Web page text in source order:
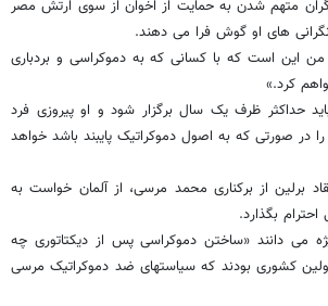
متهم شدن به حمایت از اخوان از سوی ارتش مصر
های او گوش فرا می دهند.
این است که با کسانی که به دموکراسی و بردباری
کرد.»
حداکثر ظرف یک سال برگزار شود و او پیروزی فرد
در صورتی که به اصول دموکراتیک پایبند باشد خواهد
برلین از برکناری محمد مرسی، از آلمان خواست به
بگذارد.
می دانند «ساختن دموکراسی پس از دیکتاتوری چه
کشوری بودند که سیاستهای ضد دموکراتیک مرسی